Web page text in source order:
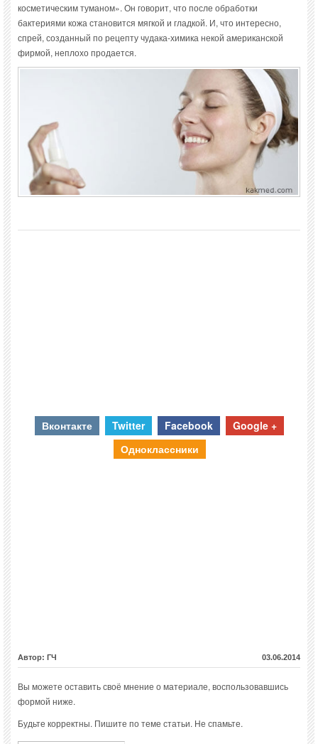
косметическим туманом». Он говорит, что после обработки
бактериями кожа становится мягкой и гладкой. И, что интересно,
спрей, созданный по рецепту чудака-химика некой американской
фирмой, неплохо продается.
Вконтакте Twitter Facebook
Google +
Одноклассники
Автор: ГЧ 03.06.2014
Вы можете оставить своё мнение о материале, воспользовавшись
формой ниже.
Будьте корректны. Пишите по теме статьи. Не спамьте.